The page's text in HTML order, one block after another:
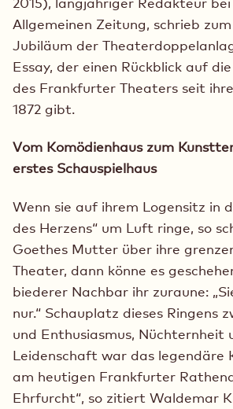
Allgemeinen Zeitung, schrieb
Jubiläum der
Essay, der einen Rückblick auf
des Frankfurter Theaters seit
1872 gibt.
Vom Komödienhaus zum
erstes Schauspielhaus
Wenn sie auf ihrem Logensitz in
des Herzens“ um Luft ringe, so
Goethes Mutter über ihre
Theater, dann könne es
biederer Nachbar ihr zuraune:
nur.“ Schauplatz dieses Ringens
und Enthusiasmus, Nüchternheit
Leidenschaft war das legendäre
am heutigen Frankfurter
Ehrfurcht“, so zitiert Waldemar